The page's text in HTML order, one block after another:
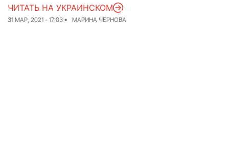
Спецпроекты
Архив проектов
31 МАР, 2021 - 17:03 МАРИНА ЧЕРНОВА
ЧИТАТЬ НА УКРАИНСКОМ